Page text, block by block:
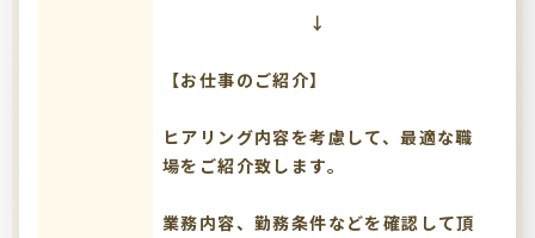
↓
【お仕事のご紹介】
ヒアリング内容を考慮して、最適な職
場をご紹介致します。
業務内容、勤務条件などを確認して頂